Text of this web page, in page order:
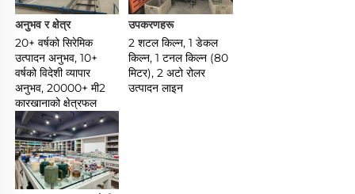
अनुभव र क्षेत्र
20+ वर्षको सिरेमिक
उत्पादन अनुभव, 10+
वर्षको विदेशी व्यापार
अनुभव, 20000+ मी2
कारखानाको क्षेत्रफल
उपकरणहरू
2 शटल किल्न, 1 डेकल
किल्न, 1 टनल किल्न (80
मिटर), 2 अटो रोलर
उत्पादन लाइन